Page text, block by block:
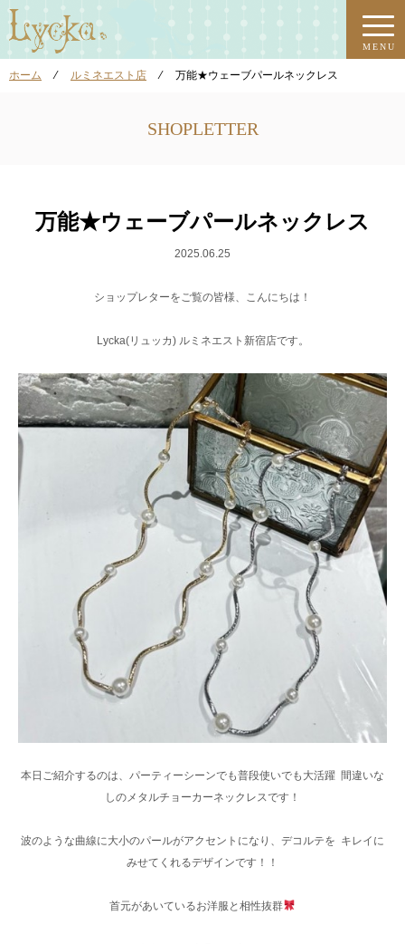
MENU
ホーム ⁄ ルミネエスト店 ⁄ 万能★ウェーブパールネックレス
SHOPLETTER
万能★ウェーブパールネックレス
2025.06.25
ショップレターをご覧の皆様、こんにちは！
Lycka(リュッカ) ルミネエスト新宿店です。
本日ご紹介するのは、パーティーシーンでも普段使いでも大活躍 間違いな
しのメタルチョーカーネックレスです！
波のような曲線に大小のパールがアクセントになり、デコルテを キレイに
みせてくれるデザインです！！
首元があいているお洋服と相性抜群